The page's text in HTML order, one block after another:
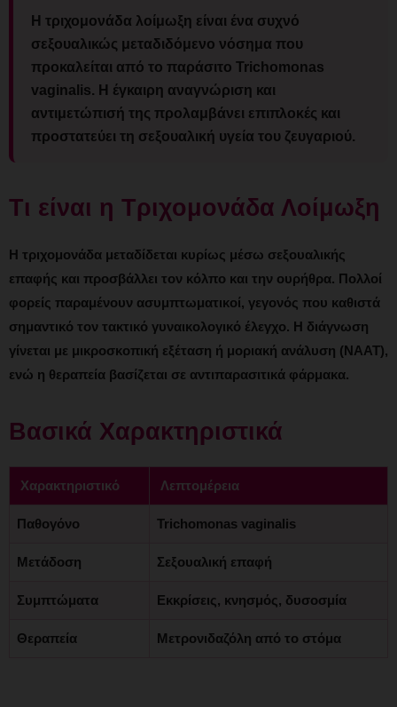
Η τριχομονάδα λοίμωξη είναι ένα συχνό
σεξουαλικώς μεταδιδόμενο νόσημα που
προκαλείται από το παράσιτο Trichomonas
vaginalis. Η έγκαιρη αναγνώριση και
αντιμετώπισή της προλαμβάνει επιπλοκές και
προστατεύει τη σεξουαλική υγεία του ζευγαριού.
Τι είναι η Τριχομονάδα Λοίμωξη
Η τριχομονάδα μεταδίδεται κυρίως μέσω σεξουαλικής
επαφής και προσβάλλει τον κόλπο και την ουρήθρα. Πολλοί
φορείς παραμένουν ασυμπτωματικοί, γεγονός που καθιστά
σημαντικό τον τακτικό γυναικολογικό έλεγχο. Η διάγνωση
γίνεται με μικροσκοπική εξέταση ή μοριακή ανάλυση (NAAT),
ενώ η θεραπεία βασίζεται σε αντιπαρασιτικά φάρμακα.
Βασικά Χαρακτηριστικά
Χαρακτηριστικό Λεπτομέρεια
Παθογόνο Trichomonas vaginalis
Μετάδοση Σεξουαλική επαφή
Συμπτώματα Εκκρίσεις, κνησμός, δυσοσμία
Θεραπεία Μετρονιδαζόλη από το στόμα